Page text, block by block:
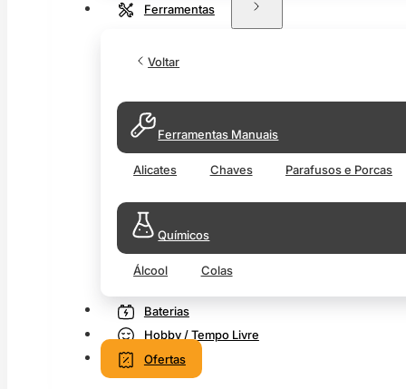
Ferramentas
Voltar
Ferramentas Manuais
Alicates Chaves Parafusos e Porcas
Químicos
Álcool Colas
Baterias
Hobby / Tempo Livre
Ofertas